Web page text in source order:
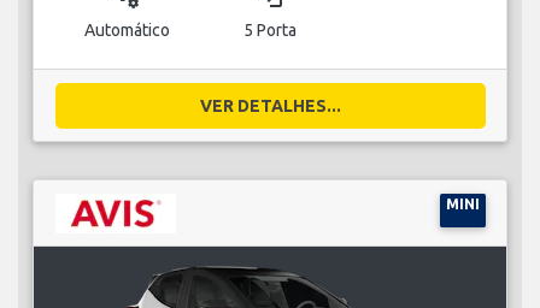
Automático 5 Porta
VER DETALHES...
MINI